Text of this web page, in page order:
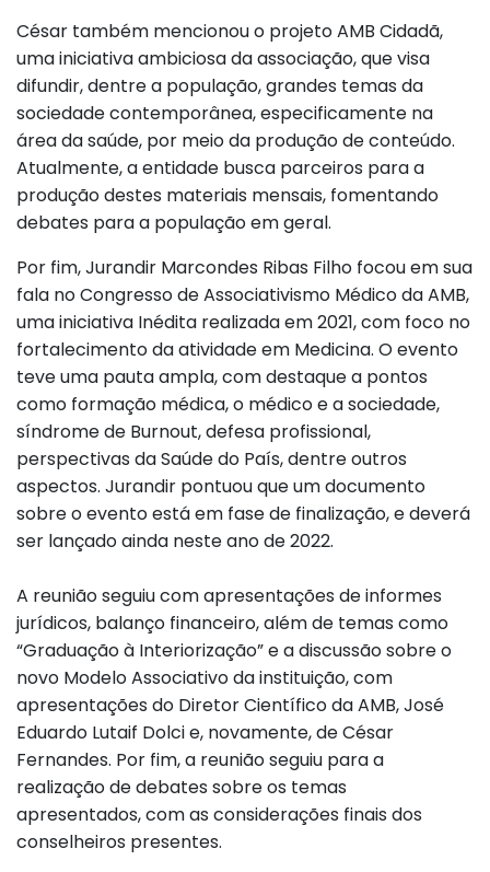
César também mencionou o projeto AMB Cidadã,
uma iniciativa ambiciosa da associação, que visa
difundir, dentre a população, grandes temas da
sociedade contemporânea, especificamente na
área da saúde, por meio da produção de conteúdo.
Atualmente, a entidade busca parceiros para a
produção destes materiais mensais, fomentando
debates para a população em geral.
Por fim, Jurandir Marcondes Ribas Filho focou em sua
fala no Congresso de Associativismo Médico da AMB,
uma iniciativa Inédita realizada em 2021, com foco no
fortalecimento da atividade em Medicina. O evento
teve uma pauta ampla, com destaque a pontos
como formação médica, o médico e a sociedade,
síndrome de Burnout, defesa profissional,
perspectivas da Saúde do País, dentre outros
aspectos. Jurandir pontuou que um documento
sobre o evento está em fase de finalização, e deverá
ser lançado ainda neste ano de 2022.
A reunião seguiu com apresentações de informes
jurídicos, balanço financeiro, além de temas como
“Graduação à Interiorização” e a discussão sobre o
novo Modelo Associativo da instituição, com
apresentações do Diretor Científico da AMB, José
Eduardo Lutaif Dolci e, novamente, de César
Fernandes. Por fim, a reunião seguiu para a
realização de debates sobre os temas
apresentados, com as considerações finais dos
conselheiros presentes.